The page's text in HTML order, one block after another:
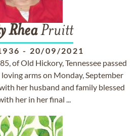
RheaPruitt
- 20/09/2021
of Old Hickory, Tennessee passed
arms on Monday, September
her husband and family blessed
her in her final ...